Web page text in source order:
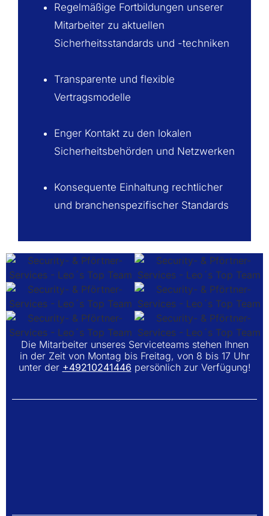
Regelmäßige Fortbildungen unserer
Mitarbeiter zu aktuellen
Sicherheitsstandards und -techniken
Transparente und flexible
Vertragsmodelle
Enger Kontakt zu den lokalen
Sicherheitsbehörden und Netzwerken
Konsequente Einhaltung rechtlicher
und branchenspezifischer Standards
Die Mitarbeiter unseres Serviceteams stehen Ihnen
in der Zeit von Montag bis Freitag, von 8 bis 17 Uhr
unter der +49210241446 persönlich zur Verfügung!